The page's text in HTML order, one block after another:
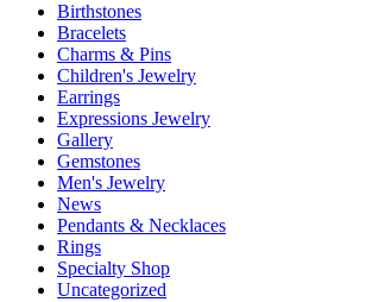
Birthstones
Bracelets
Charms & Pins
Children's Jewelry
Earrings
Expressions Jewelry
Gallery
Gemstones
Men's Jewelry
News
Pendants & Necklaces
Rings
Specialty Shop
Uncategorized